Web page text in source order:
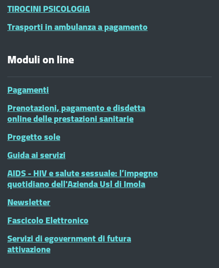
TIROCINI PSICOLOGIA
Trasporti in ambulanza a pagamento
Moduli on line
Pagamenti
Prenotazioni, pagamento e disdetta
online delle prestazioni sanitarie
Progetto sole
Guida ai servizi
AIDS - HIV e salute sessuale: l’impegno
quotidiano dell'Azienda Usl di Imola
Newsletter
Fascicolo Elettronico
Servizi di egovernment di futura
attivazione